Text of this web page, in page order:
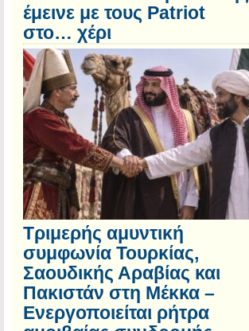
έμεινε με τους Patriot
στο… χέρι
Τριμερής αμυντική
συμφωνία Τουρκίας,
Σαουδικής Αραβίας και
Πακιστάν στη Μέκκα –
Ενεργοποιείται ρήτρα